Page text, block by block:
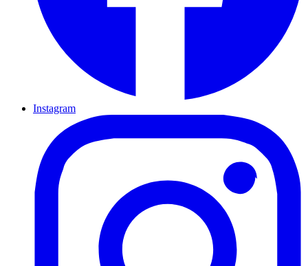
Instagram